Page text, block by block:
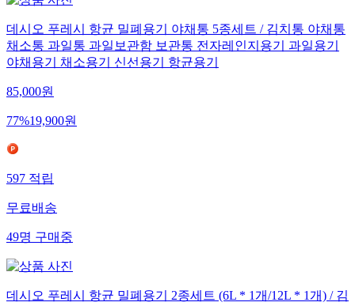
데시오 푸레시 항균 밀폐용기 야채통 5종세트 / 김치통 야채통
채소통 과일통 과일보관함 보관통 전자레인지용기 과일용기
야채용기 채소용기 신선용기 항균용기
85,000원
77%19,900원
597적립
무료배송
49명구매중
데시오 푸레시 항균 밀폐용기 2종세트 (6L * 1개/12L * 1개) / 김